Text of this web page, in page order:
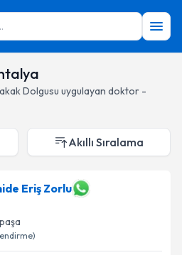
Dolgusu uygulayan doktor -
Akıllı Sıralama
Eriş Zorlu